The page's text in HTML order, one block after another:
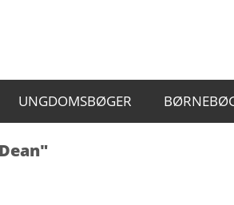
UNGDOMSBØGER